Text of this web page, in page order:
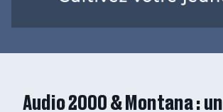
Audio 2000 & Montana : un